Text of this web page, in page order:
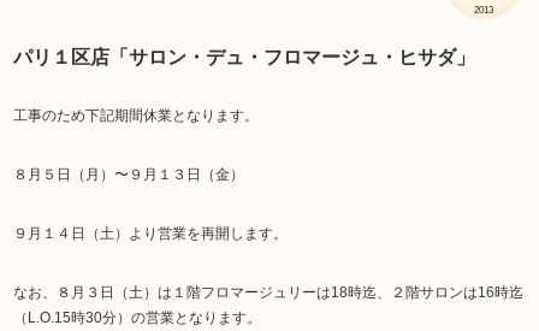
2013
パリ１区店「サロン・デュ・フロマージュ・ヒサダ」
工事のため下記期間休業となります。
８月５日（月）〜９月１３日（金）
９月１４日（土）より営業を再開します。
なお、８月３日（土）は１階フロマージュリーは18時迄、２階サロンは16時迄
（L.O.15時30分）の営業となります。